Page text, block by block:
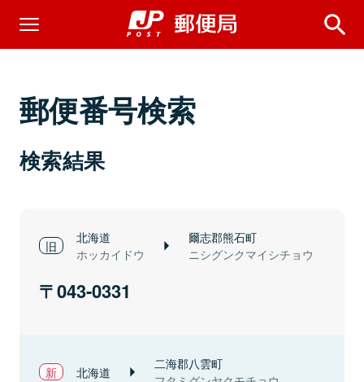
郵便番号検索
検索結果
北海道
ホッカイドウ
爾志郡熊石町
ニシグンクマイシチョウ
043-0331
北海道 二海郡八雲町